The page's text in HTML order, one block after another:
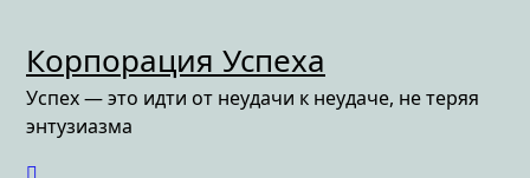
содержимому
Корпорация Успеха
Успех — это идти от неудачи к неудаче, не теряя
энтузиазма